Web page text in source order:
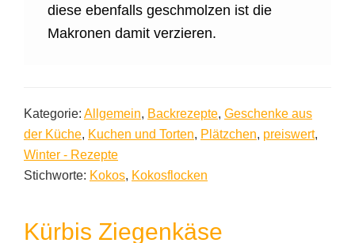
diese ebenfalls geschmolzen ist die
Makronen damit verzieren.
Kategorie: Allgemein, Backrezepte, Geschenke aus
der Küche, Kuchen und Torten, Plätzchen, preiswert,
Winter - Rezepte
Stichworte: Kokos, Kokosflocken
Kürbis Ziegenkäse